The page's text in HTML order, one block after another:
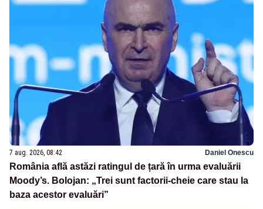
7 aug. 2026, 08:42 Daniel Onescu
România află astăzi ratingul de țară în urma evaluării
Moody’s. Bolojan: „Trei sunt factorii-cheie care stau la
baza acestor evaluări”